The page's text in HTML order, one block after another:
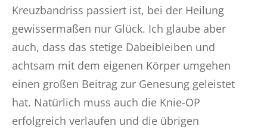
Kreuzbandriss passiert ist, bei der Heilung
gewissermaßen nur Glück. Ich glaube aber
auch, dass das stetige Dabeibleiben und
achtsam mit dem eigenen Körper umgehen
einen großen Beitrag zur Genesung geleistet
hat. Natürlich muss auch die Knie-OP
erfolgreich verlaufen und die übrigen